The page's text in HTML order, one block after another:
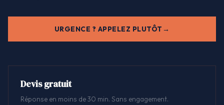
URGENCE ? APPELEZ PLUTÔT
Devis gratuit
Réponse en moins de 30 min. Sans engagement.